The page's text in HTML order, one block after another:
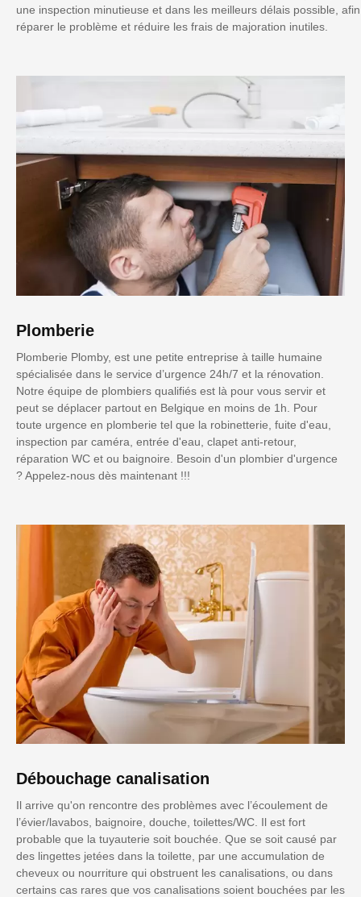
une inspection minutieuse et dans les meilleurs délais possible, afin
réparer le problème et réduire les frais de majoration inutiles.
Plomberie
Plomberie Plomby, est une petite entreprise à taille humaine
spécialisée dans le service d’urgence 24h/7 et la rénovation.
Notre équipe de plombiers qualifiés est là pour vous servir et
peut se déplacer partout en Belgique en moins de 1h. Pour
toute urgence en plomberie tel que la robinetterie, fuite d'eau,
inspection par caméra, entrée d'eau, clapet anti-retour,
réparation WC et ou baignoire. Besoin d'un plombier d'urgence
? Appelez-nous dès maintenant !!!
Débouchage canalisation
Il arrive qu'on rencontre des problèmes avec l’écoulement de
l’évier/lavabos, baignoire, douche, toilettes/WC. Il est fort
probable que la tuyauterie soit bouchée. Que se soit causé par
des lingettes jetées dans la toilette, par une accumulation de
cheveux ou nourriture qui obstruent les canalisations, ou dans
certains cas rares que vos canalisations soient bouchées par les